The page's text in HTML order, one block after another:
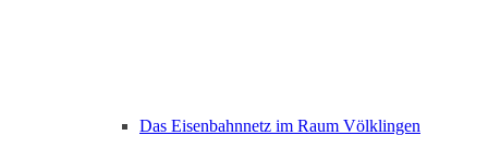
Das Eisenbahnnetz im Raum Völklingen